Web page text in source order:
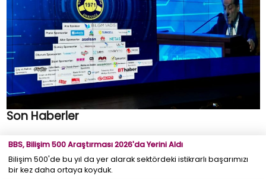
Son Haberler
BBS, Bilişim 500 Araştırması 2026'da Yerini Aldı
Bilişim 500'de bu yıl da yer alarak sektördeki istikrarlı başarımızı
bir kez daha ortaya koyduk.